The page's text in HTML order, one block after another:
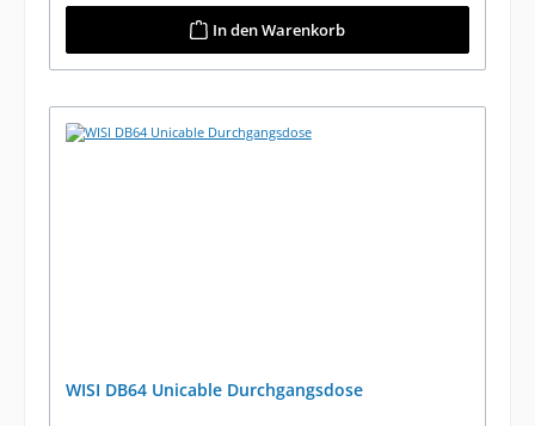
In den Warenkorb
WISI DB64 Unicable Durchgangsdose